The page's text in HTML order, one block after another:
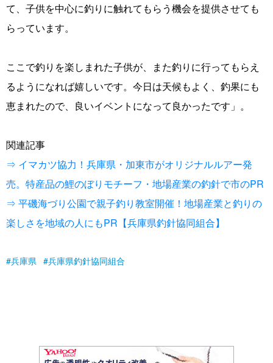
て、子供を中心に釣りに触れてもらう機会を提供させても
らっています。
ここで釣りを楽しまれた子供が、また釣りに行ってもらえ
るようになれば嬉しいです。今日は天候もよく、釣果にも
恵まれたので、良いイベントになって良かったです」。
関連記事
⇒ イマカツ協力！兵庫県・加東市がオリジナルルアー発
売。特産品の鯉のぼりモチーフ・地場産業の釣針で市のPR
⇒ 平磯海づり公園で親子釣り教室開催！地場産業と釣りの
楽しさを地域の人にもPR【兵庫県釣針協同組合】
兵庫県 兵庫県釣針協同組合